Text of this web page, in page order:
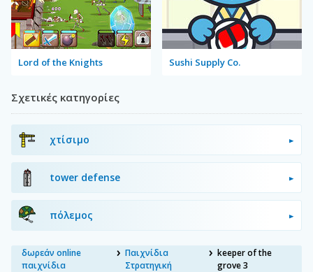
Lord of the Knights Sushi Supply Co.
Σχετικές κατηγορίες
χτίσιμο
tower defense
πόλεμος
δωρεάν online
παιχνίδια
Παιχνίδια
Στρατηγική
keeper of the
grove 3